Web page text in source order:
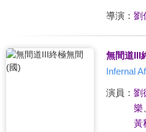
導演： 劉
無間道III
Infernal
演員： 劉
樂
黃